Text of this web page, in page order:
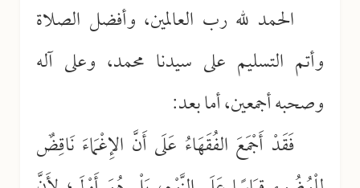
الحمد لله رب العالمين، وأفضل الصلاة
وأتم التسليم على سيدنا محمد، وعلى آله
وصحبه أجمعين، أما بعد:
فَقَدْ أَجْمَعَ الفُقَهَاءُ عَلَى أَنَّ الإِغْمَاءَ نَاقِضٌ